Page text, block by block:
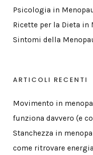
Psicologia in
Ricette per la Dieta in
Sintomi della
ARTICOLI RECENTI
Movimento in
funziona davvero (e
Stanchezza in
come ritrovare